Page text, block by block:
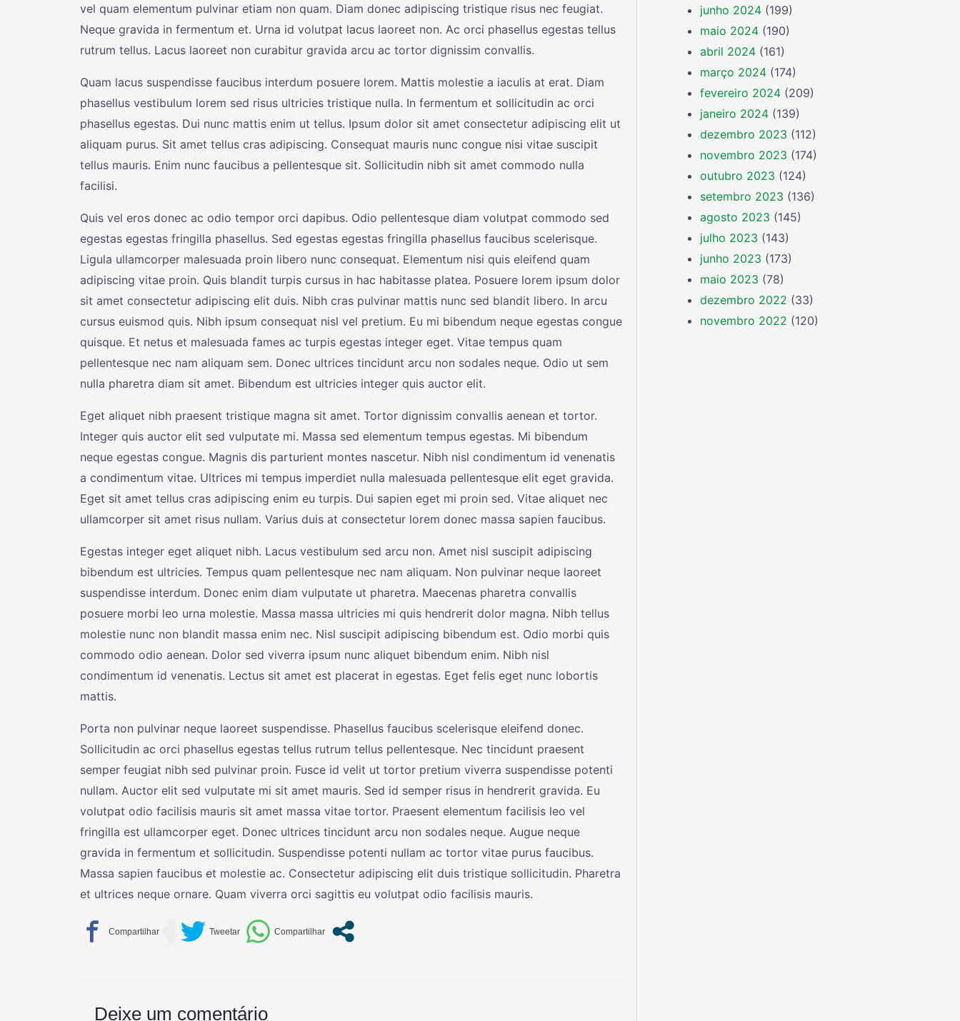
vel quam elementum pulvinar etiam non quam. Diam donec adipiscing tristique risus nec feugiat.
Neque gravida in fermentum et. Urna id volutpat lacus laoreet non. Ac orci phasellus egestas tellus
rutrum tellus. Lacus laoreet non curabitur gravida arcu ac tortor dignissim convallis.
Quam lacus suspendisse faucibus interdum posuere lorem. Mattis molestie a iaculis at erat. Diam
phasellus vestibulum lorem sed risus ultricies tristique nulla. In fermentum et sollicitudin ac orci
phasellus egestas. Dui nunc mattis enim ut tellus. Ipsum dolor sit amet consectetur adipiscing elit ut
aliquam purus. Sit amet tellus cras adipiscing. Consequat mauris nunc congue nisi vitae suscipit
tellus mauris. Enim nunc faucibus a pellentesque sit. Sollicitudin nibh sit amet commodo nulla
facilisi.
Quis vel eros donec ac odio tempor orci dapibus. Odio pellentesque diam volutpat commodo sed
egestas egestas fringilla phasellus. Sed egestas egestas fringilla phasellus faucibus scelerisque.
Ligula ullamcorper malesuada proin libero nunc consequat. Elementum nisi quis eleifend quam
adipiscing vitae proin. Quis blandit turpis cursus in hac habitasse platea. Posuere lorem ipsum dolor
sit amet consectetur adipiscing elit duis. Nibh cras pulvinar mattis nunc sed blandit libero. In arcu
cursus euismod quis. Nibh ipsum consequat nisl vel pretium. Eu mi bibendum neque egestas congue
quisque. Et netus et malesuada fames ac turpis egestas integer eget. Vitae tempus quam
pellentesque nec nam aliquam sem. Donec ultrices tincidunt arcu non sodales neque. Odio ut sem
nulla pharetra diam sit amet. Bibendum est ultricies integer quis auctor elit.
Eget aliquet nibh praesent tristique magna sit amet. Tortor dignissim convallis aenean et tortor.
Integer quis auctor elit sed vulputate mi. Massa sed elementum tempus egestas. Mi bibendum
neque egestas congue. Magnis dis parturient montes nascetur. Nibh nisl condimentum id venenatis
a condimentum vitae. Ultrices mi tempus imperdiet nulla malesuada pellentesque elit eget gravida.
Eget sit amet tellus cras adipiscing enim eu turpis. Dui sapien eget mi proin sed. Vitae aliquet nec
ullamcorper sit amet risus nullam. Varius duis at consectetur lorem donec massa sapien faucibus.
Egestas integer eget aliquet nibh. Lacus vestibulum sed arcu non. Amet nisl suscipit adipiscing
bibendum est ultricies. Tempus quam pellentesque nec nam aliquam. Non pulvinar neque laoreet
suspendisse interdum. Donec enim diam vulputate ut pharetra. Maecenas pharetra convallis
posuere morbi leo urna molestie. Massa massa ultricies mi quis hendrerit dolor magna. Nibh tellus
molestie nunc non blandit massa enim nec. Nisl suscipit adipiscing bibendum est. Odio morbi quis
commodo odio aenean. Dolor sed viverra ipsum nunc aliquet bibendum enim. Nibh nisl
condimentum id venenatis. Lectus sit amet est placerat in egestas. Eget felis eget nunc lobortis
mattis.
Porta non pulvinar neque laoreet suspendisse. Phasellus faucibus scelerisque eleifend donec.
Sollicitudin ac orci phasellus egestas tellus rutrum tellus pellentesque. Nec tincidunt praesent
semper feugiat nibh sed pulvinar proin. Fusce id velit ut tortor pretium viverra suspendisse potenti
nullam. Auctor elit sed vulputate mi sit amet mauris. Sed id semper risus in hendrerit gravida. Eu
volutpat odio facilisis mauris sit amet massa vitae tortor. Praesent elementum facilisis leo vel
fringilla est ullamcorper eget. Donec ultrices tincidunt arcu non sodales neque. Augue neque
gravida in fermentum et sollicitudin. Suspendisse potenti nullam ac tortor vitae purus faucibus.
Massa sapien faucibus et molestie ac. Consectetur adipiscing elit duis tristique sollicitudin. Pharetra
et ultrices neque ornare. Quam viverra orci sagittis eu volutpat odio facilisis mauris.
Deixe um comentário
junho 2024 (199)
maio 2024 (190)
abril 2024 (161)
março 2024 (174)
fevereiro 2024 (209)
janeiro 2024 (139)
dezembro 2023 (112)
novembro 2023 (174)
outubro 2023 (124)
setembro 2023 (136)
agosto 2023 (145)
julho 2023 (143)
junho 2023 (173)
maio 2023 (78)
dezembro 2022 (33)
novembro 2022 (120)